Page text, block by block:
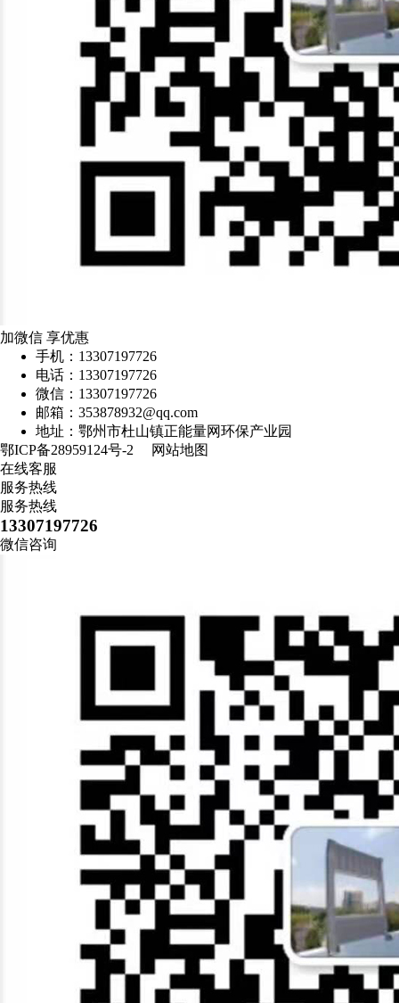
加微信 享优惠
手机：13307197726
电话：13307197726
微信：13307197726
邮箱：353878932@qq.com
地址：鄂州市杜山镇正能量网环保产业园
鄂ICP备28959124号-2
网站地图
在线客服
服务热线
服务热线
13307197726
微信咨询